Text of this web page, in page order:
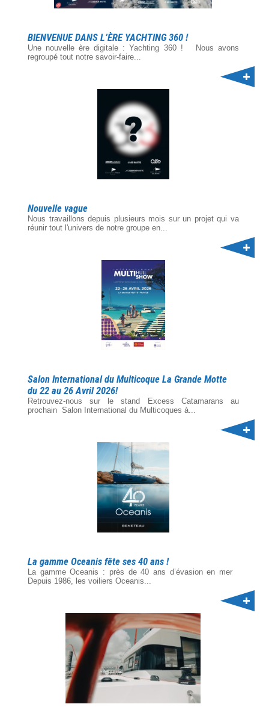
BIENVENUE DANS L’ÈRE YACHTING 360 !
Une nouvelle ère digitale : Yachting 360 ! Nous avons
regroupé tout notre savoir-faire...
Nouvelle vague
Nous travaillons depuis plusieurs mois sur un projet qui va
réunir tout l'univers de notre groupe en...
Salon International du Multicoque La Grande Motte
du 22 au 26 Avril 2026!
Retrouvez-nous sur le stand Excess Catamarans au
prochain Salon International du Multicoques à...
La gamme Oceanis fête ses 40 ans !
La gamme Oceanis : près de 40 ans d’évasion en mer
Depuis 1986, les voiliers Oceanis...